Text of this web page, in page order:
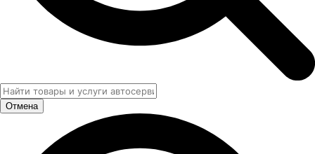
Отмена